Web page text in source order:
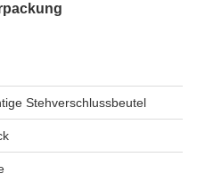
Stehverschlussbeutel